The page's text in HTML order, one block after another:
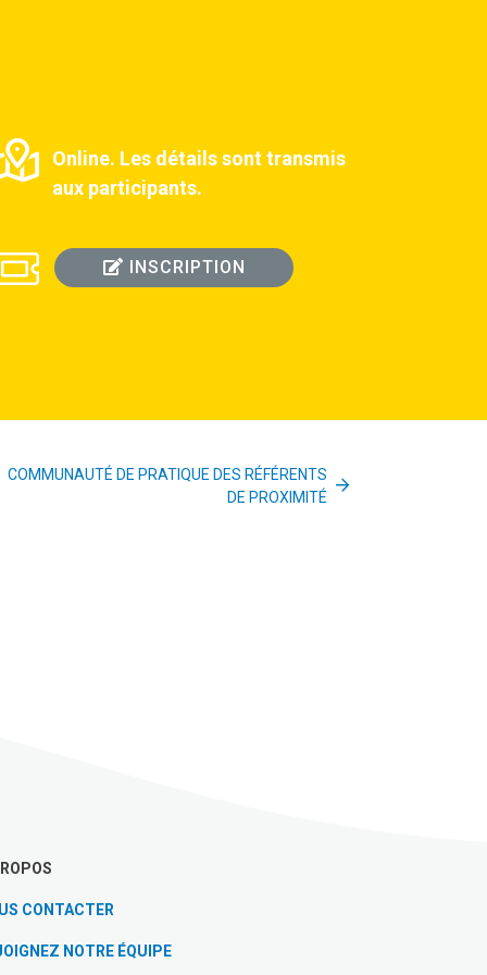
Online. Les détails sont transmis
aux participants.
INSCRIPTION
COMMUNAUTÉ DE PRATIQUE DES RÉFÉRENTS
DE PROXIMITÉ
CONTACTER
NOTRE ÉQUIPE